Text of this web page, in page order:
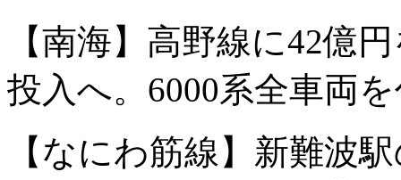
【南海】高野線に42億
投入へ。6000系全車両
【なにわ筋線】新難波